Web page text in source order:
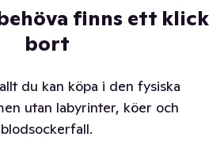
finns ett klick
bort
du kan köpa i den fysiska
utan labyrinter, köer och
blodsockerfall.